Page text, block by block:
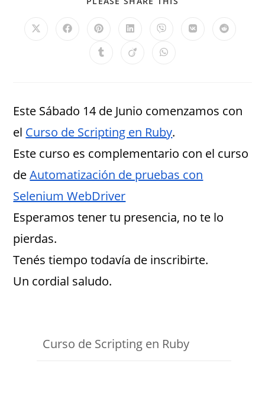
Este Sábado 14 de Junio comenzamos con
el Curso de Scripting en Ruby.
Este curso es complementario con el curso
deAutomatización de pruebas con
Selenium WebDriver
Esperamos tener tu presencia, no te lo
pierdas.
Tenés tiempo todavía de inscribirte.
Un cordial saludo.
Curso de Scripting en Ruby